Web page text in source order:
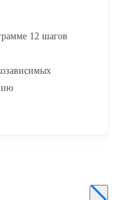
12 шагов